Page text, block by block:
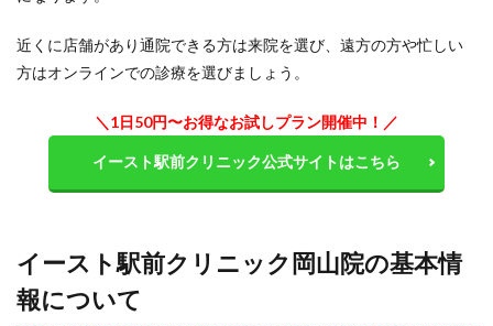
近くに店舗があり通院できる方は来院を選び、遠方の方や忙しい
方はオンラインでの診療を選びましょう。
＼1日50円〜お得なお試しプラン開催中！／
イースト駅前クリニック公式サイトはこちら
イースト駅前クリニック岡山院の基本情
報について